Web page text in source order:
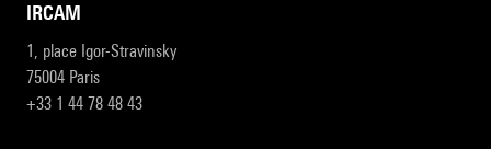
IRCAM
1, place Igor-Stravinsky
75004 Paris
+33 1 44 78 48 43